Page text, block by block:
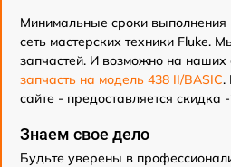
Минимальные сроки
сеть мастерских техники Fluke.
запчастей. И возможно на наших
запчасть на модель 438 II/BASIC.
сайте - предоставляется скидка
Знаем свое дело
Будьте уверены в